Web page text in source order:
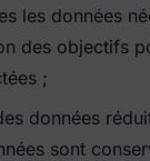
les données
des objectifs
;
données
sont